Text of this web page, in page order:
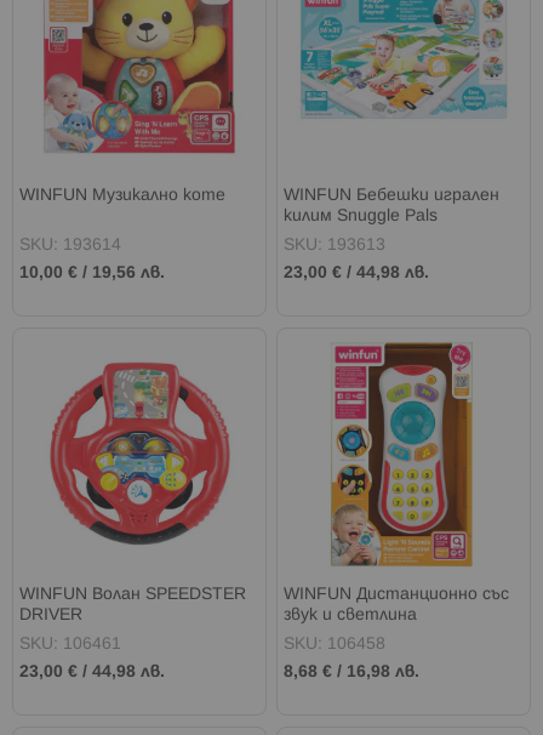
WINFUN Музикално коте
SKU: 193614
10,00 € / 19,56 лв.
WINFUN Бебешки игрален
килим Snuggle Pals
SKU: 193613
23,00 € /44,98 лв.
WINFUN Волан SPEEDSTER
DRIVER
SKU: 106461
23,00 € / 44,98 лв.
WINFUN Дистанционно със
звук и светлина
SKU: 106458
8,68 € / 16,98 лв.